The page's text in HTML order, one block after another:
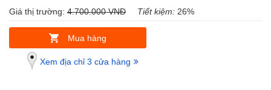
Giá thị trường: 4.700.000 VNĐ Tiết kiệm: 26%
Mua hàng
Xem địa chỉ 3 cửa hàng